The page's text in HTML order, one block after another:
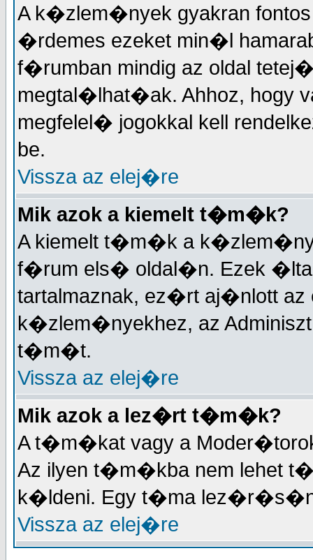
A k�zlem�nyek gyakran
�rdemes ezeket min�l
f�rumban mindig az oldal
megtal�lhat�ak. Ahhoz,
megfelel� jogokkal kell
be.
Vissza az elej�re
Mik azok a kiemelt t�m�k?
A kiemelt t�m�k a
f�rum els� oldal�n. Ezek
tartalmaznak, ez�rt aj�nlott
k�zlem�nyekhez, az
t�m�t.
Vissza az elej�re
Mik azok a lez�rt t�m�k?
A t�m�kat vagy a
Az ilyen t�m�kba nem lehet
k�ldeni. Egy t�ma
Vissza az elej�re